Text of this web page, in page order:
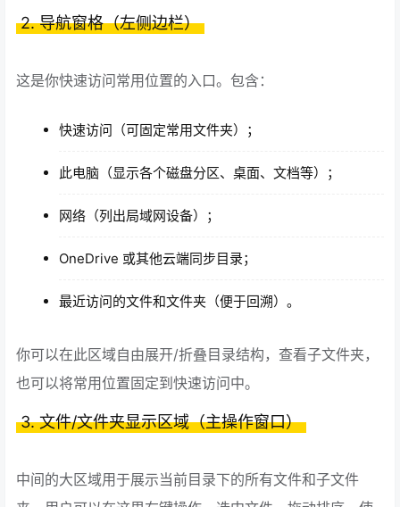
2. 导航窗格（左侧边栏）
这是你快速访问常用位置的入口。包含：
快速访问（可固定常用文件夹）；
此电脑（显示各个磁盘分区、桌面、文档等）；
网络（列出局域网设备）；
OneDrive 或其他云端同步目录；
最近访问的文件和文件夹（便于回溯）。
你可以在此区域自由展开/折叠目录结构，查看子文件夹，
也可以将常用位置固定到快速访问中。
3. 文件/文件夹显示区域（主操作窗口）
中间的大区域用于展示当前目录下的所有文件和子文件